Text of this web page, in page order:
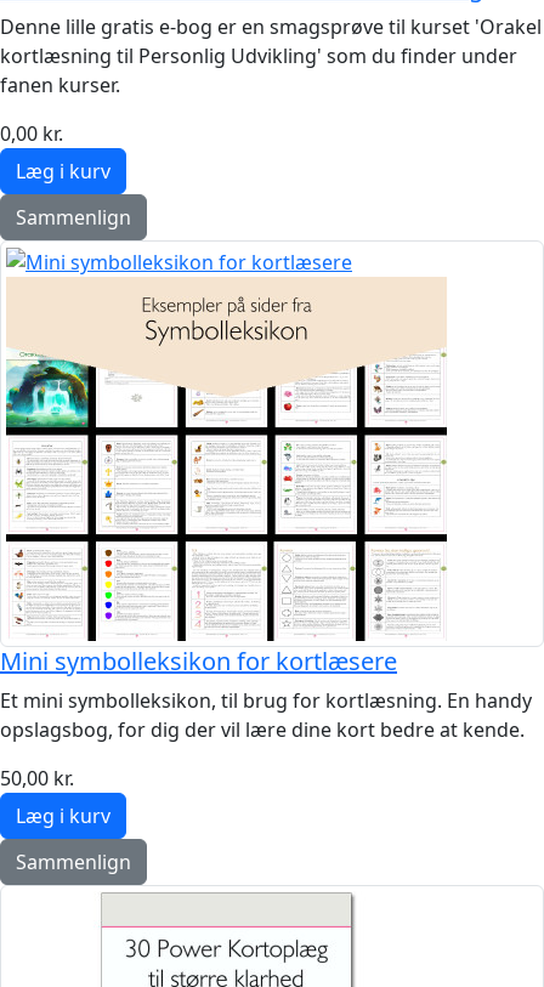
Denne lille gratis e-bog er en smagsprøve til kurset 'Orakel
kortlæsning til Personlig Udvikling' som du finder under
fanen kurser.
0,00 kr.
Sammenlign
Mini symbolleksikon for kortlæsere
Et mini symbolleksikon, til brug for kortlæsning. En handy
opslagsbog, for dig der vil lære dine kort bedre at kende.
50,00 kr.
Sammenlign